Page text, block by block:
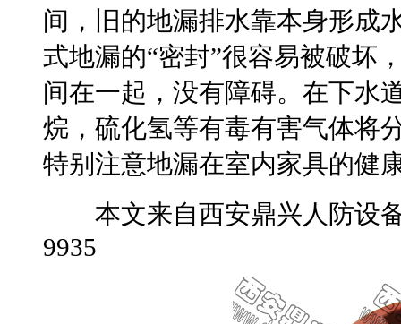
间，旧的地漏排水靠本身形成
式地漏的“密封”很容易被破坏
间在一起，没有障碍。在下水
烷，硫化氢等有毒有害气体将
特别注意地漏在室内家具的健
本文来自西安鼎兴人防设备
9935